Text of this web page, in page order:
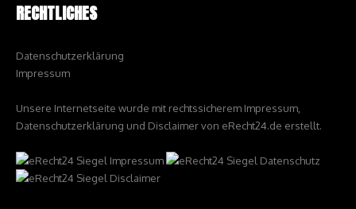
RECHTLICHES
Datenschutzerklärung
Impressum
Unsere Internetseite wurde mit rechtssicherem Impressum,
Datenschutzerklärung und Disclaimer von eRecht24.de erstellt.